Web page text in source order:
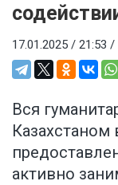
17.01.2025 / 21:53 /
Вся
Казахстаном
активно